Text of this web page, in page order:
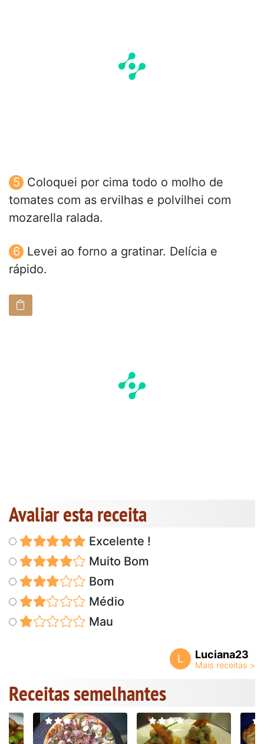
Coloquei por cima todo o molho de
tomates com as ervilhas e polvilhei com
mozarella ralada.
Levei ao forno a gratinar. Delícia e
rápido.
Avaliar esta receita
Excelente !
Muito Bom
Bom
Médio
Mau
L Luciana23
Receitas semelhantes